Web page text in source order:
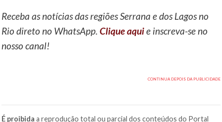
Receba as notícias das regiões Serrana e dos Lagos no
Rio direto no WhatsApp.Clique aquie inscreva-se no
nosso canal!
É proibida a reprodução total ou parcial dos conteúdos do Portal